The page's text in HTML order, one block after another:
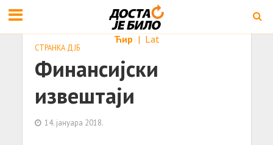
Ћир | Lat
СТРАНКА ДЈБ
Финансијски
извештаји
14. јануара 2018.